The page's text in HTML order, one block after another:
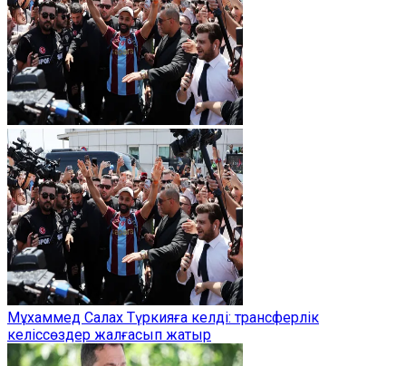
Мұхаммед Салах Түркияға келді: трансферлік
келіссөздер жалғасып жатыр